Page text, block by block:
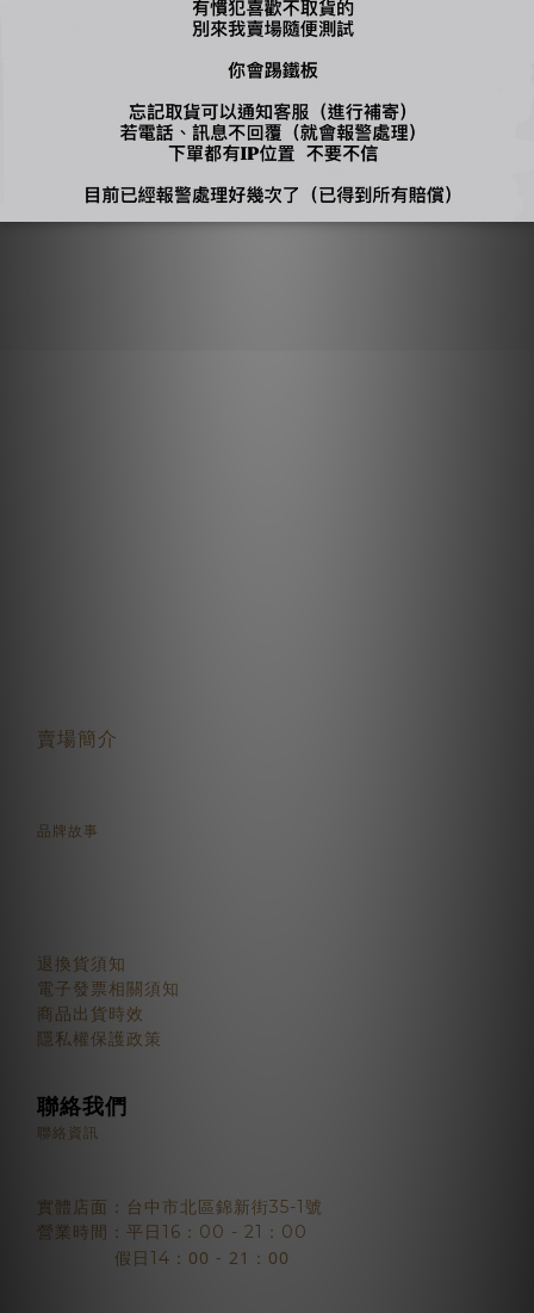
賣場簡介
品牌故事
退換貨須知
電子發票相關須知
商品出貨時效
隱私權保護政策
聯絡我們
聯絡資訊
實體店面：台中市北區錦新街35-1號
營業時間：平日16：00 - 21：00
假日14 ：00 - 21：00